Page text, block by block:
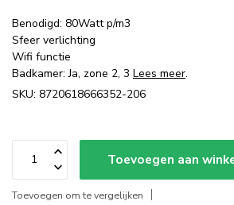
Benodigd: 80Watt p/m3
Sfeer verlichting
Wifi functie
Badkamer: Ja, zone 2, 3 Lees meer.
SKU: 8720618666352-206
Toevoegen aan
Toevoegen om te vergelijken